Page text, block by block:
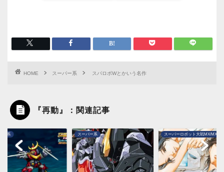
HOME スーパー系 スパロボWとかいう名作
『再動』：関連記事
ー系 スーパー系 スーパーロボット大戦MX/MXP